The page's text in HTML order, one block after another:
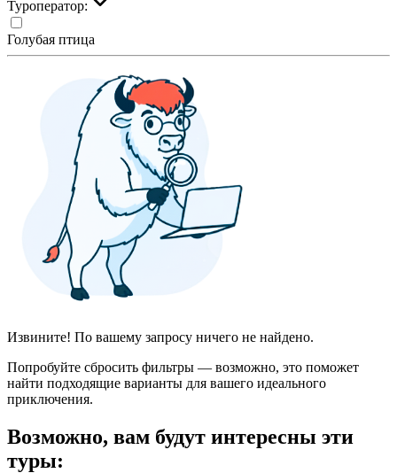
Туроператор:
Голубая птица
Извините! По вашему запросу ничего не найдено.
Попробуйте сбросить фильтры — возможно, это поможет
найти подходящие варианты для вашего идеального
приключения.
Возможно, вам будут интересны эти
туры: